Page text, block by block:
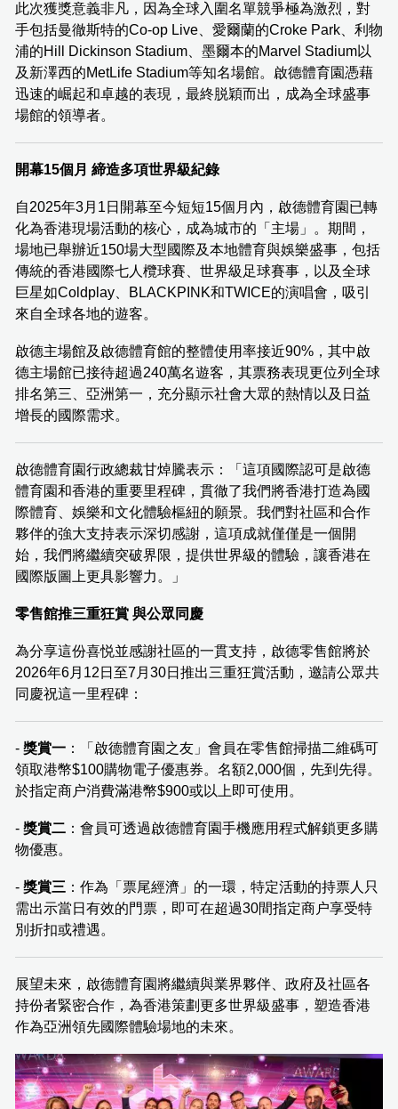
此次獲獎意義非凡，因為全球入圍名單競爭極為激烈，對
手包括曼徹斯特的Co-op Live、愛爾蘭的Croke Park、利物
浦的Hill Dickinson Stadium、墨爾本的Marvel Stadium以
及新澤西的MetLife Stadium等知名場館。啟德體育園憑藉
迅速的崛起和卓越的表現，最終脱穎而出，成為全球盛事
場館的領導者。
開幕15個月 締造多項世界級紀錄
自2025年3月1日開幕至今短短15個月內，啟德體育園已轉
化為香港現場活動的核心，成為城市的「主場」。期間，
場地已舉辦近150場大型國際及本地體育與娛樂盛事，包括
傳統的香港國際七人欖球賽、世界級足球賽事，以及全球
巨星如Coldplay、BLACKPINK和TWICE的演唱會，吸引
來自全球各地的遊客。
啟德主場館及啟德體育館的整體使用率接近90%，其中啟
德主場館已接待超過240萬名遊客，其票務表現更位列全球
排名第三、亞洲第一，充分顯示社會大眾的熱情以及日益
增長的國際需求。
啟德體育園行政總裁甘焯騰表示：「這項國際認可是啟德
體育園和香港的重要里程碑，貫徹了我們將香港打造為國
際體育、娛樂和文化體驗樞紐的願景。我們對社區和合作
夥伴的強大支持表示深切感謝，這項成就僅僅是一個開
始，我們將繼續突破界限，提供世界級的體驗，讓香港在
國際版圖上更具影響力。」
零售館推三重狂賞 與公眾同慶
為分享這份喜悦並感謝社區的一貫支持，啟德零售館將於
2026年6月12日至7月30日推出三重狂賞活動，邀請公眾共
同慶祝這一里程碑：
- 獎賞一 ：「啟德體育園之友」會員在零售館掃描二維碼可
領取港幣$100購物電子優惠券。名額2,000個，先到先得。
於指定商户消費滿港幣$900或以上即可使用。
- 獎賞二 ：會員可透過啟德體育園手機應用程式解鎖更多購
物優惠。
- 獎賞三 ：作為「票尾經濟」的一環，特定活動的持票人只
需出示當日有效的門票，即可在超過30間指定商户享受特
別折扣或禮遇。
展望未來，啟德體育園將繼續與業界夥伴、政府及社區各
持份者緊密合作，為香港策劃更多世界級盛事，塑造香港
作為亞洲領先國際體驗場地的未來。